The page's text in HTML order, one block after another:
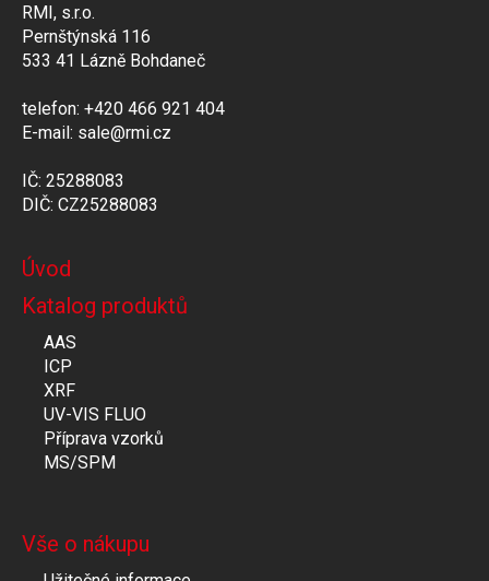
RMI, s.r.o.
Pernštýnská 116
533 41 Lázně Bohdaneč
telefon: +420 466 921 404
E-mail: sale@rmi.cz
IČ: 25288083
DIČ: CZ25288083
Úvod
Katalog produktů
AAS
ICP
XRF
UV-VIS FLUO
Příprava vzorků
MS/SPM
Vše o nákupu